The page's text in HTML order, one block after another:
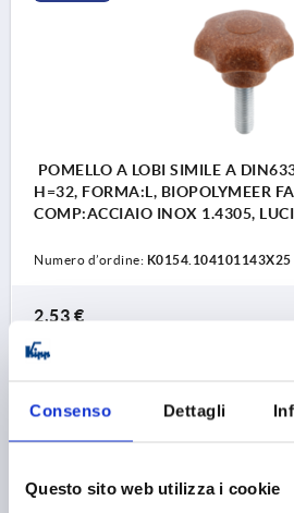
Consenso Dettagli
Questo sito web utilizza i cookie
POMELLO A LOBI SIMILE A
H=32, FORMA:L, BIOPOLYMEER
COMP:ACCIAIO INOX 1.4305,
Numero d’ordine: K0154.104101143X25
2,53 €
più le spese di spedizione
K0154 L